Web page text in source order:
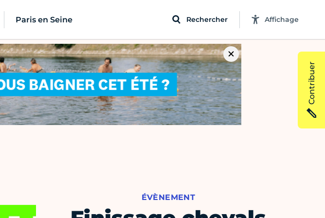
Paris en Seine Rechercher Affichage
ÉVÈNEMENT
Contribuer